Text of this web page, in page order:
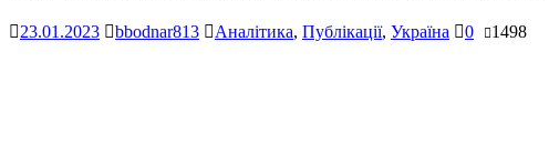
23.01.2023 bbodnar813 Аналітика, Публікації, Україна 0 1498